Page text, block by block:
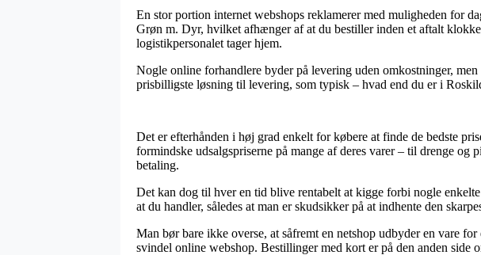
En stor portion internet webshops reklamerer med muligheden for
Grøn m. Dyr, hvilket afhænger af at du bestiller inden et aftalt
logistikpersonalet tager hjem.
Nogle online forhandlere byder på levering uden omkostninger,
prisbilligste løsning til levering, som typisk – hvad end du er i
Det er efterhånden i høj grad enkelt for købere at finde de bedste
formindske udsalgspriserne på mange af deres varer – til drenge og
betaling.
Det kan dog til hver en tid blive rentabelt at kigge forbi nogle
at du handler, således at man er skudsikker på at indhente den
Man bør bare ikke overse, at såfremt en netshop udbyder en vare
svindel online webshop. Bestillinger med kort er på den anden